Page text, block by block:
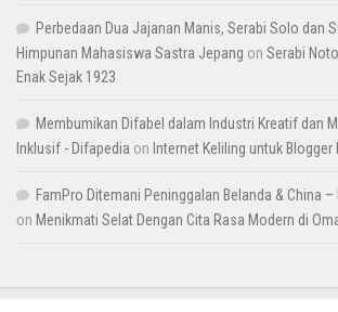
Perbedaan Dua Jajanan Manis, Serabi Solo dan
Himpunan Mahasiswa Sastra Jepang on Serabi
Enak Sejak 1923
Membumikan Difabel dalam Industri Kreatif dan
Inklusif - Difapedia on Internet Keliling untuk Blogger
FamPro Ditemani Peninggalan Belanda & China
on Menikmati Selat Dengan Cita Rasa Modern di